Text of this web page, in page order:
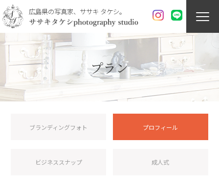
広島県の写真家、ササキ タケシ。
プラン
ブランディングフォト プロフィール
ビジネススナップ 成人式